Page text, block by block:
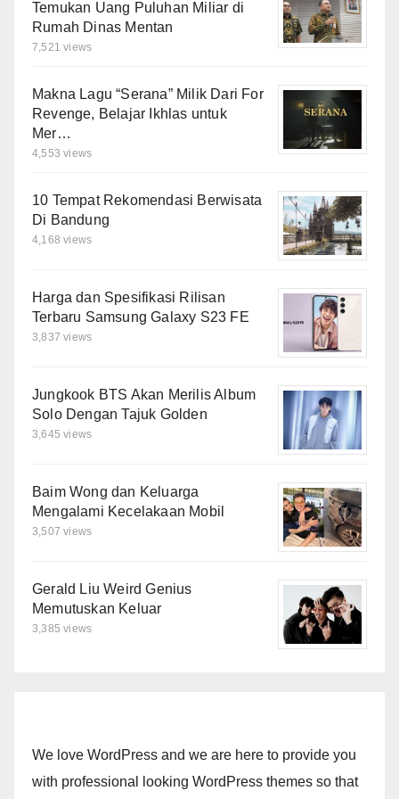
Temukan Uang Puluhan Miliar di
Rumah Dinas Mentan
7,521 views
Makna Lagu “Serana” Milik Dari For
Revenge, Belajar Ikhlas untuk
Mer…
4,553 views
10 Tempat Rekomendasi Berwisata
Di Bandung
4,168 views
Harga dan Spesifikasi Rilisan
Terbaru Samsung Galaxy S23 FE
3,837 views
Jungkook BTS Akan Merilis Album
Solo Dengan Tajuk Golden
3,645 views
Baim Wong dan Keluarga
Mengalami Kecelakaan Mobil
3,507 views
Gerald Liu Weird Genius
Memutuskan Keluar
3,385 views
We love WordPress and we are here to provide you
with professional looking WordPress themes so that